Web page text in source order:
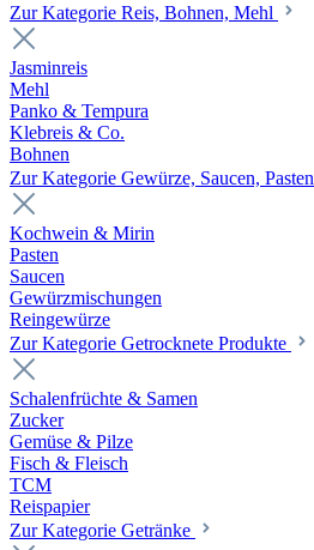
Zur Kategorie Reis, Bohnen, Mehl
Jasminreis
Mehl
Panko & Tempura
Klebreis & Co.
Bohnen
Zur Kategorie Gewürze, Saucen, Pasten
Kochwein & Mirin
Pasten
Saucen
Gewürzmischungen
Reingewürze
Zur Kategorie Getrocknete Produkte
Schalenfrüchte & Samen
Zucker
Gemüse & Pilze
Fisch & Fleisch
TCM
Reispapier
Zur Kategorie Getränke